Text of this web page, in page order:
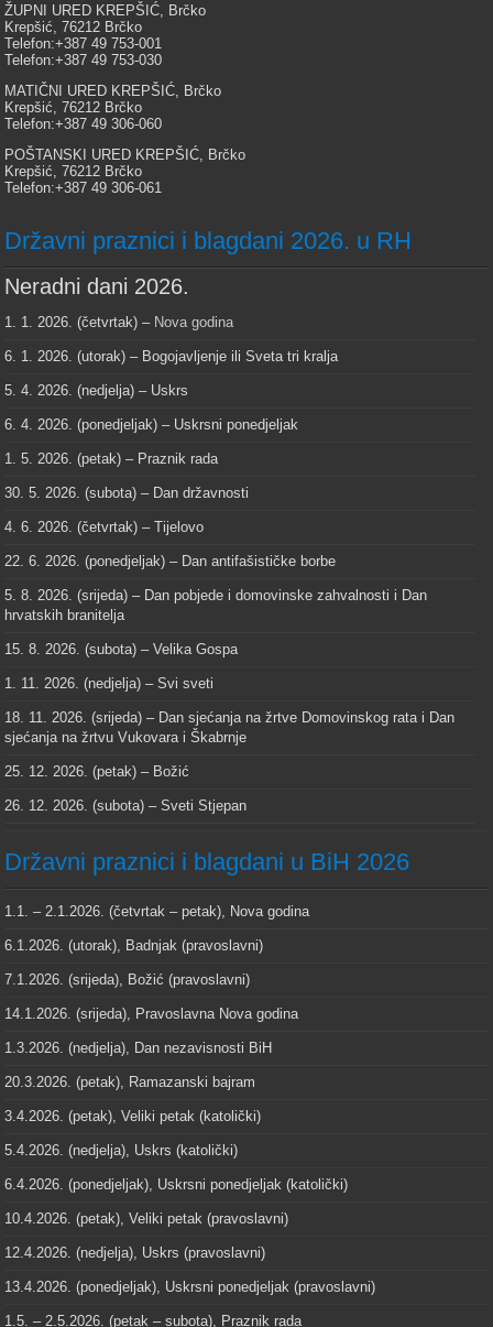
ŽUPNI URED KREPŠIĆ, Brčko
Krepšić, 76212 Brčko
Telefon:+387 49 753-001
Telefon:+387 49 753-030
MATIČNI URED KREPŠIĆ, Brčko
Krepšić, 76212 Brčko
Telefon:+387 49 306-060
POŠTANSKI URED KREPŠIĆ, Brčko
Krepšić, 76212 Brčko
Telefon:+387 49 306-061
Državni praznici i blagdani 2026. u RH
Neradni dani 2026.
1. 1. 2026. (četvrtak) – Nova godina
6. 1. 2026. (utorak) – Bogojavljenje ili Sveta tri kralja
5. 4. 2026. (nedjelja) – Uskrs
6. 4. 2026. (ponedjeljak) – Uskrsni ponedjeljak
1. 5. 2026. (petak) – Praznik rada
30. 5. 2026. (subota) – Dan državnosti
4. 6. 2026. (četvrtak) – Tijelovo
22. 6. 2026. (ponedjeljak) – Dan antifašističke borbe
5. 8. 2026. (srijeda) – Dan pobjede i domovinske zahvalnosti i Dan
hrvatskih branitelja
15. 8. 2026. (subota) – Velika Gospa
1. 11. 2026. (nedjelja) – Svi sveti
18. 11. 2026. (srijeda) – Dan sjećanja na žrtve Domovinskog rata i Dan
sjećanja na žrtvu Vukovara i Škabrnje
25. 12. 2026. (petak) – Božić
26. 12. 2026. (subota) – Sveti Stjepan
Državni praznici i blagdani u BiH 2026
1.1. – 2.1.2026. (četvrtak – petak), Nova godina
6.1.2026. (utorak), Badnjak (pravoslavni)
7.1.2026. (srijeda), Božić (pravoslavni)
14.1.2026. (srijeda), Pravoslavna Nova godina
1.3.2026. (nedjelja), Dan nezavisnosti BiH
20.3.2026. (petak), Ramazanski bajram
3.4.2026. (petak), Veliki petak (katolički)
5.4.2026. (nedjelja), Uskrs (katolički)
6.4.2026. (ponedjeljak), Uskrsni ponedjeljak (katolički)
10.4.2026. (petak), Veliki petak (pravoslavni)
12.4.2026. (nedjelja), Uskrs (pravoslavni)
13.4.2026. (ponedjeljak), Uskrsni ponedjeljak (pravoslavni)
1.5. – 2.5.2026. (petak – subota), Praznik rada